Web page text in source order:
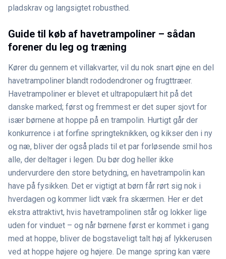
pladskrav og langsigtet robusthed.
Guide til køb af havetrampoliner – sådan
forener du leg og træning
Kører du gennem et villakvarter, vil du nok snart øjne en del
havetrampoliner blandt rododendroner og frugttræer.
Havetrampoliner er blevet et ultrapopulært hit på det
danske marked; først og fremmest er det super sjovt for
især børnene at hoppe på en trampolin. Hurtigt går der
konkurrence i at forfine springteknikken, og kikser den i ny
og næ, bliver der også plads til et par forløsende smil hos
alle, der deltager i legen. Du bør dog heller ikke
undervurdere den store betydning, en havetrampolin kan
have på fysikken. Det er vigtigt at børn får rørt sig nok i
hverdagen og kommer lidt væk fra skærmen. Her er det
ekstra attraktivt, hvis havetrampolinen står og lokker lige
uden for vinduet – og når børnene først er kommet i gang
med at hoppe, bliver de bogstaveligt talt høj af lykkerusen
ved at hoppe højere og højere. De mange spring kan være